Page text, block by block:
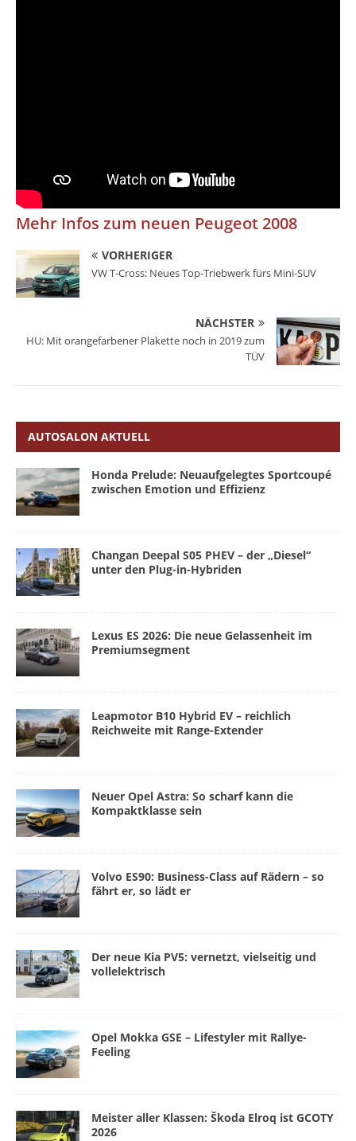
Mehr Infos zum neuen Peugeot 2008
VORHERIGER
VW T-Cross: Neues Top-Triebwerk fürs Mini-SUV
NÄCHSTER
HU: Mit orangefarbener Plakette noch in 2019 zum
TÜV
AUTOSALON AKTUELL
Honda Prelude: Neuaufgelegtes Sportcoupé
zwischen Emotion und Effizienz
Changan Deepal S05 PHEV – der „Diesel“
unter den Plug-in-Hybriden
Lexus ES 2026: Die neue Gelassenheit im
Premiumsegment
Leapmotor B10 Hybrid EV – reichlich
Reichweite mit Range-Extender
Neuer Opel Astra: So scharf kann die
Kompaktklasse sein
Volvo ES90: Business-Class auf Rädern – so
fährt er, so lädt er
Der neue Kia PV5: vernetzt, vielseitig und
vollelektrisch
Opel Mokka GSE – Lifestyler mit Rallye-
Feeling
Meister aller Klassen: Škoda Elroq ist GCOTY
2026